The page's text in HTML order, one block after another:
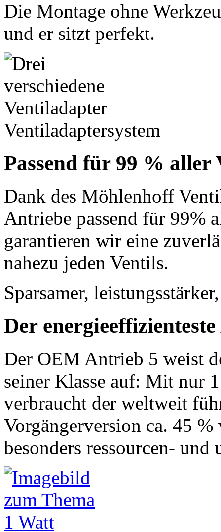
Die Montage ohne
und er sitzt perfekt.
Ventiladaptersystem
Passend für 99 % aller
Dank des Möhlenhoff
Antriebe passend für 99%
garantieren wir eine
nahezu jeden Ventils.
Sparsamer,
Der
Der OEM Antrieb 5 weist
seiner Klasse auf: Mit nur
verbraucht der weltweit
Vorgängerversion ca. 45
besonders ressourcen-